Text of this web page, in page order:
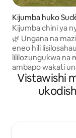
Kijumba huko
Kijumba chini ya
🌿 Ungana na
eneo hili
lililozungukwa na
ambapo wakati
na kila wakati
utafurahia
kwenye mtaro,
Vistawishi